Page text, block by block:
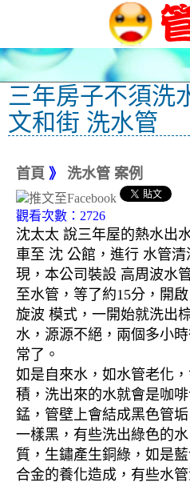
三年房子不須洗
文和街 洗水管
首頁 》 洗水管 案例
觀看次數：2726
沈太太 說三年屋的熱水出
車至 沈 公館，進行 水管
現，本公司裝設 高周波水
至水管，等了約15分，開
旋波 模式，一開始就洗出
水，源源不絕，兩個多小
常了。
如是自來水，如水管老化
積，洗出來的水就會是咖
錳，管壁上會結成黑色管
一樣黑，有些洗出綠色的
質，生鏽產生銅綠，如是
合金的養化造成，有些水